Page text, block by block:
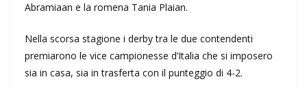
Abramiaan e la romena Tania Plaian.
Nella scorsa stagione i derby tra le due contendenti
premiarono le vice campionesse d’Italia che si imposero
sia in casa, sia in trasferta con il punteggio di 4-2.